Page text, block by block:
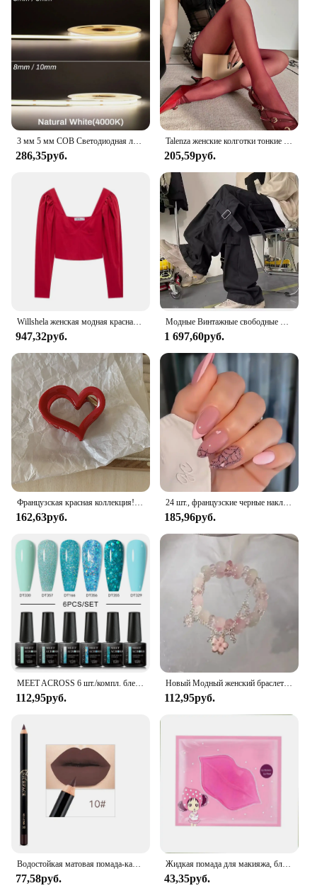
3 мм 5 мм COB Светодиодная лента 12 В 24 В с регулируемой яркостью Светодиодная лента ледяной синий желтый красный зеленый розовый белый для домашнего декора RA90 Светодиодная лента освещения
286,35руб.
Talenza женские колготки тонкие чулки колготки супер эластичные леггинсы большого размера красные женские сексуальные колготки весна осень зима
205,59руб.
Willshela женская модная красная укороченная футболка с открытой спиной винтажная шия с сердечком и длинными рукавами женская шикарная женская блузка
947,32руб.
Модные Винтажные свободные брюки в американском стиле с широкими штанинами для мужчин и женщин, повседневные красные брюки-карго, брюки в пол
1 697,60руб.
Французская красная коллекция! Заколка для волос «Акула» с большими буквами и золотыми этикетками
162,63руб.
24 шт., французские черные накладные ногти в стиле панк, 3D дизайн с черепом паука, черные, красные, крутые патчи для накладных ногтей Y2k на Хэллоуин
185,96руб.
MEET ACROSS 6 шт./компл. блестящий красный, серебристый гель-лак для ногтей с блестками, полуперманентный УФ-набор для ногтей, базовое матовое верхнее покрытие для дизайна ногтей
112,95руб.
Новый Модный женский браслет с подвесками в виде бабочек и перьев
112,95руб.
Водостойкая матовая помада-карандаш для губ, 12 цветов
77,58руб.
Жидкая помада для макияжа, блеск для губ, водостойкая стойкая губная помада, блеск для губ, Сексуальная Красная маска для губ для макияжа
43,35руб.